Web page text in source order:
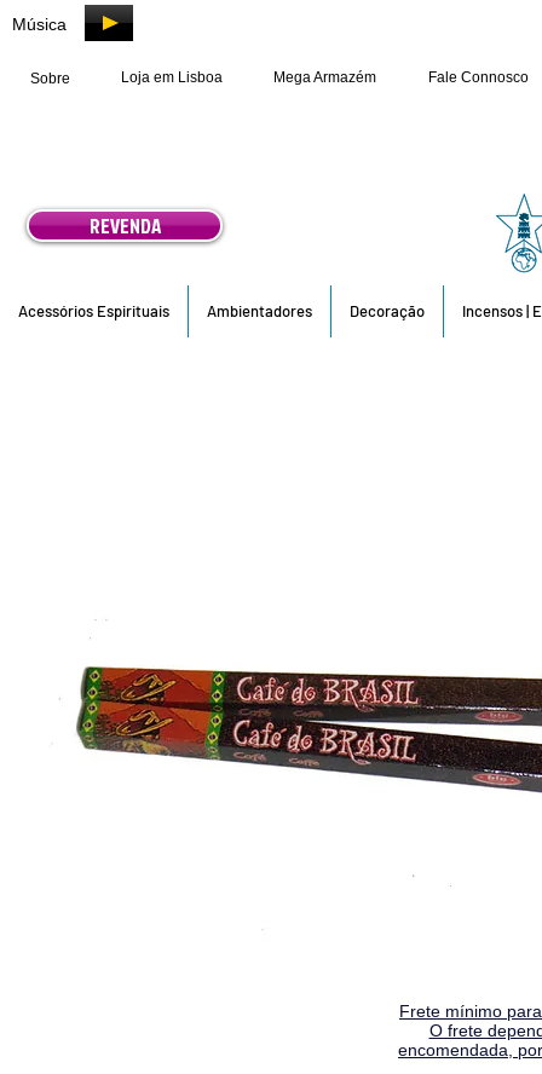
Música
Sobre Loja em Lisboa Mega Armazém Fale Connosco
REVENDA
Acessórios Espirituais Ambientadores Decoração Incensos |
Frete mínimo
O frete
encomendada,